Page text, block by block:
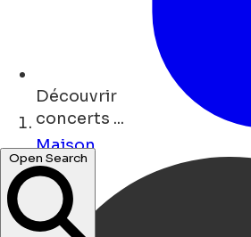
Découvrir
concerts ...
Open Search
Maison